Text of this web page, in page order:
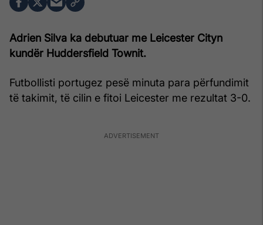
Adrien Silva ka debutuar me Leicester Cityn
kundër Huddersfield Townit.
Futbollisti portugez pesë minuta para përfundimit
të takimit, të cilin e fitoi Leicester me rezultat 3-0.